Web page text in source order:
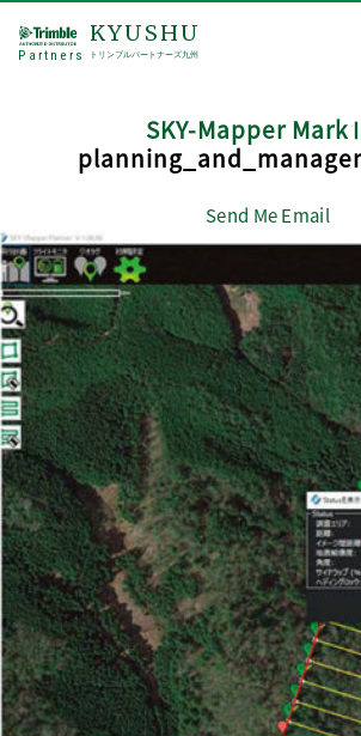
Partners
KYUSHU
トリンブルパートナーズ九州
SKY-Mapper
Send Me Email